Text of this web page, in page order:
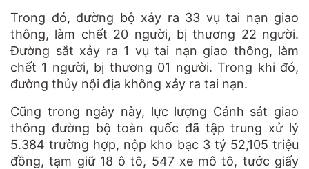
Trong đó, đường bộ xảy ra 33 vụ tai nạn giao
thông, làm chết 20 người, bị thương 22 người.
Đường sắt xảy ra 1 vụ tai nạn giao thông, làm
chết 1 người, bị thương 01 người. Trong khi đó,
đường thủy nội địa không xảy ra tai nạn.
Cũng trong ngày này, lực lượng Cảnh sát giao
thông đường bộ toàn quốc đã tập trung xử lý
5.384 trường hợp, nộp kho bạc 3 tỷ 52,105 triệu
đồng, tạm giữ 18 ô tô, 547 xe mô tô, tước giấy